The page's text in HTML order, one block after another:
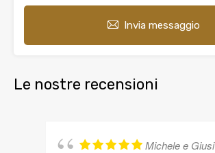
Invia messaggio
Le nostre recensioni
Michele e Giusi